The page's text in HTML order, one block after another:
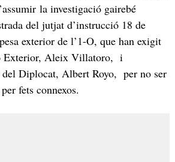
la investigació gairebé
del jutjat d’instrucció 18 de
exterior de l’1-O, que han exigit
Exterior, Aleix Villatoro, i
del Diplocat, Albert Royo, per no ser
fets connexos.